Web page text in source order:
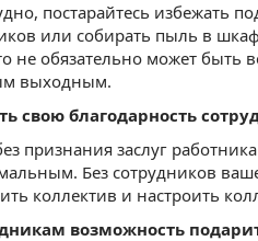
постарайтесь избежать
или собирать пыль в
не обязательно может
выходным.
свою благодарность
признания заслуг
Без сотрудников
коллектив и настроить
возможность